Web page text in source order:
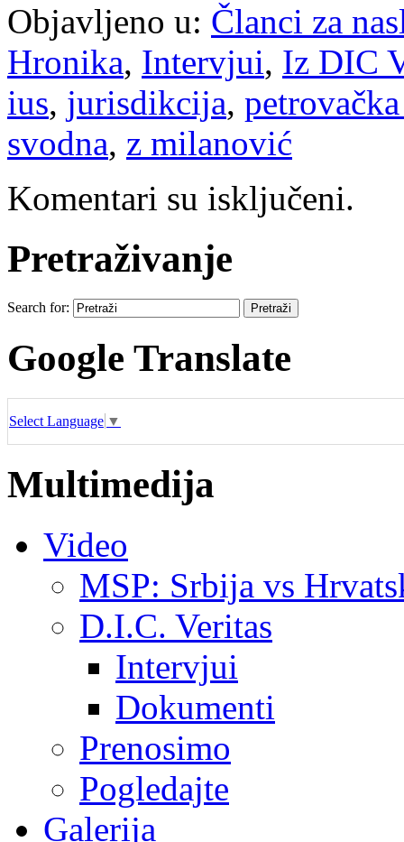
Objavljeno u: Članci za
Hronika, Intervjui, Iz DIC
ius, jurisdikcija,
svodna, z milanović
Komentari su isključeni.
Pretraživanje
Search for:
Google Translate
Select Language ▼
Multimedija
Video
MSP: Srbija vs
D.I.C. Veritas
Intervjui
Dokumenti
Prenosimo
Pogledajte
Galerija